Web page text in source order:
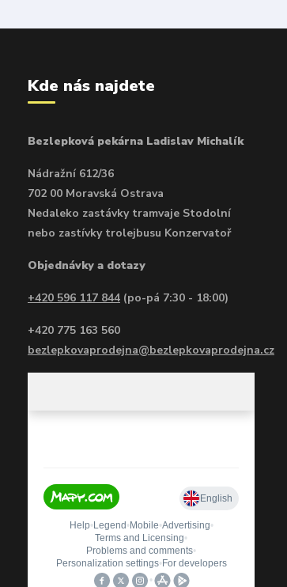
Kde nás najdete
Bezlepková pekárna Ladislav Michalík
Nádražní 612/36
702 00 Moravská Ostrava
Nedaleko zastávky tramvaje Stodolní
nebo zastívky trolejbusu Konzervatoř
Objednávky a dotazy
+420 596 117 844 (po-pá 7:30 - 18:00)
+420 775 163 560
bezlepkovaprodejna@bezlepkovaprodejna.cz